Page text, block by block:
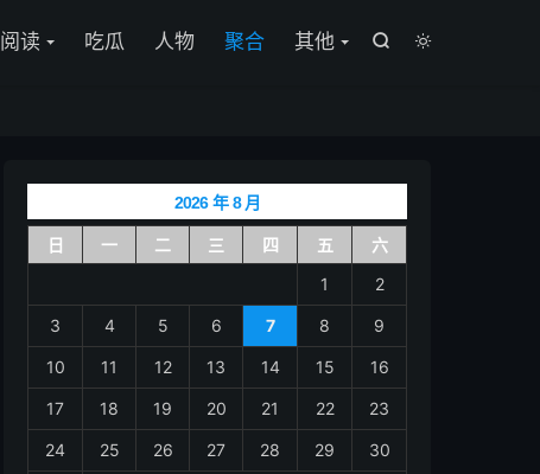


阅读 吃瓜 人物 聚合 其他
2026 年 8 月
日 一 二 三 四 五
六
1
2
3 4 5 6 7 8 9
10 11 12 13 14 15 16
17 18 19 20 21 22 23
24 25 26 27 28 29 30